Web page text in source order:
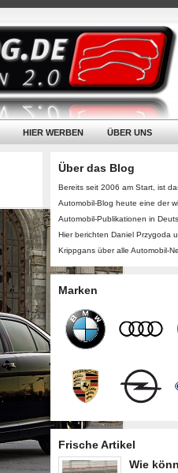
HIER WERBEN ÜBER UNS
Über das Blog
Bereits seit 2006 am Start, ist
Automobil-Blog heute eine der
Automobil-Publikationen in
Hier berichten Daniel Przygoda
Krippgans über alle Automobil-
Marken
Frische Artikel
Wie